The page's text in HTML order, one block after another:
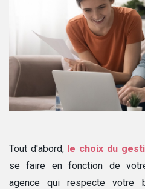
Tout d'abord, le choix du
se faire en fonction de
agence qui respecte votre